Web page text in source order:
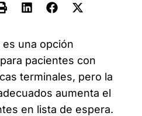
una opción
pacientes con
terminales, pero la
aumenta el
en lista de espera.